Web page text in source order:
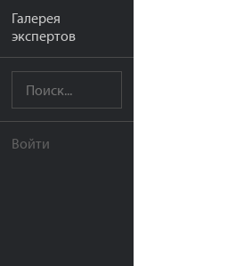
Галерея
экспертов
Войти